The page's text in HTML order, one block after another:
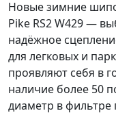
Новые зимние
Pike RS2 W429 —
надёжное
для легковых и
проявляют себя в
наличие более 50
диаметр в фильтре